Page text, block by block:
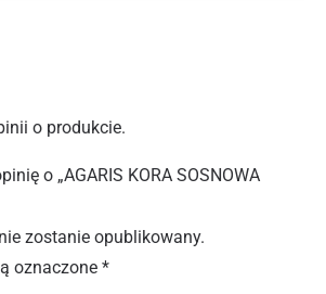
o produkcie.
o „AGARIS KORA SOSNOWA
zostanie opublikowany.
oznaczone *